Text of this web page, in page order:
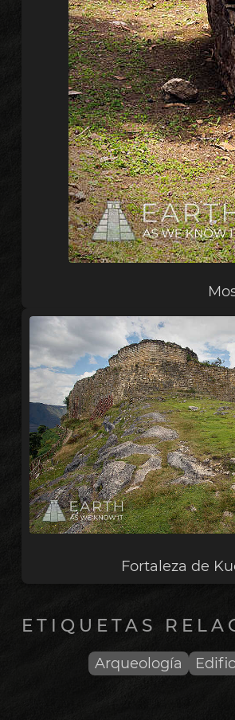
Fortaleza de
ETIQUETAS
Arqueología